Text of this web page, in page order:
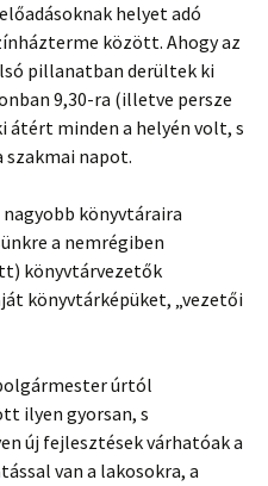
helyet adó
között. Ahogy az
pillanatban derültek ki
9,30-ra (illetve persze
átért minden a helyén volt, s
napot.
nagyobb könyvtáraira
a nemrégiben
könyvtárvezetők
könyvtárképüket, „vezetői
úrtól
ilyen gyorsan, s
új fejlesztések várhatóak a
van a lakosokra, a